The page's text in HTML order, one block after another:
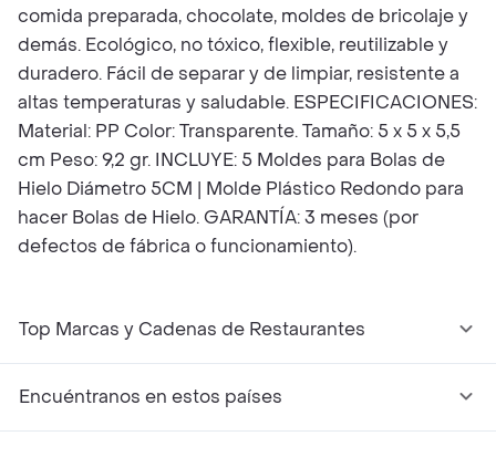
comida preparada, chocolate, moldes de bricolaje y
demás. Ecológico, no tóxico, flexible, reutilizable y
duradero. Fácil de separar y de limpiar, resistente a
altas temperaturas y saludable. ESPECIFICACIONES:
Material: PP Color: Transparente. Tamaño: 5 x 5 x 5,5
cm Peso: 9,2 gr. INCLUYE: 5 Moldes para Bolas de
Hielo Diámetro 5CM | Molde Plástico Redondo para
hacer Bolas de Hielo. GARANTÍA: 3 meses (por
defectos de fábrica o funcionamiento).
Top Marcas y Cadenas de Restaurantes
Encuéntranos en estos países